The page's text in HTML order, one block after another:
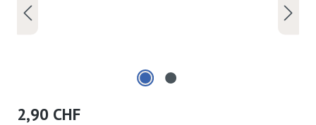
Regulärer Preis:
2,90 CHF